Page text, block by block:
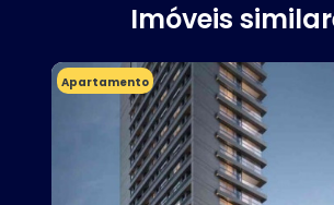
Imóveis
Apartamento